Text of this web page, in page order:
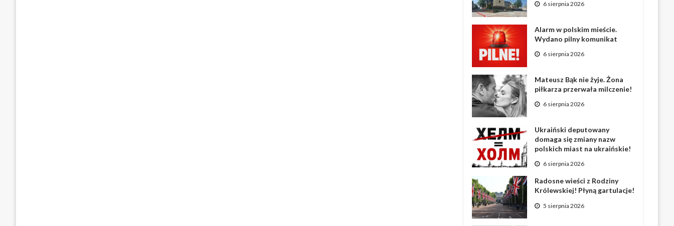
6 sierpnia 2026
Alarm w polskim mieście.
Wydano pilny komunikat
6 sierpnia 2026
Mateusz Bąk nie żyje. Żona
piłkarza przerwała milczenie!
6 sierpnia 2026
Ukraiński deputowany
domaga się zmiany nazw
polskich miast na ukraińskie!
6 sierpnia 2026
Radosne wieści z Rodziny
Królewskiej! Płyną gartulacje!
5 sierpnia 2026